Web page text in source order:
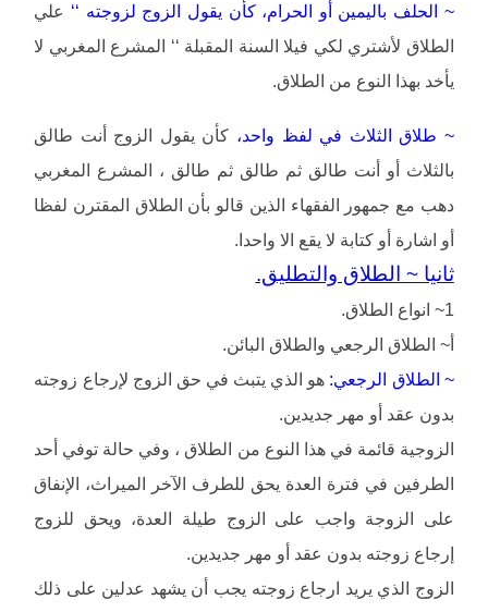
~ الحلف باليمين أو الحرام، كأن يقول الزوج لزوجته ‘‘ علي
الطلاق لأشتري لكي فيلا السنة المقبلة ‘‘ المشرع المغربي لا
يأخد بهذا النوع من الطلاق.
~ طلاق الثلاث في لفظ واحد، كأن يقول الزوج أنت طالق
بالثلاث أو أنت طالق ثم طالق ثم طالق ، المشرع المغربي
دهب مع جمهور الفقهاء الذين قالو بأن الطلاق المقترن لفظا
أو اشارة أو كتابة لا يقع الا واحدا.
ثانيا ~ الطلاق والتطليق.
1~ انواع الطلاق.
أ~ الطلاق الرجعي والطلاق البائن.
~ الطلاق الرجعي: هو الذي يتبث في حق الزوج لإرجاع زوجته
بدون عقد أو مهر جديدين.
الزوجية قائمة في هذا النوع من الطلاق ، وفي حالة توفي أحد
الطرفين في فترة العدة يحق للطرف الآخر الميراث، الإنفاق
على الزوجة واجب على الزوج طيلة العدة، ويحق للزوج
إرجاع زوجته بدون عقد أو مهر جديدين.
الزوج الذي يريد ارجاع زوجته يجب أن يشهد عدلين على ذلك